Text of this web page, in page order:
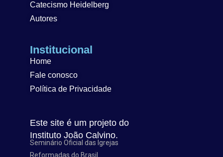
Catecismo Heidelberg
Autores
Institucional
Home
Fale conosco
Política de Privacidade
Este site é um projeto do
Instituto João Calvino.
Seminário Oficial das Igrejas
Reformadas do Brasil.